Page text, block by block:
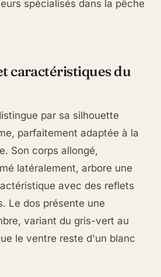
spécialisés dans la pêche
caractéristiques du
par sa silhouette
parfaitement adaptée à la
Son corps allongé,
latéralement, arbore une
avec des reflets
Le dos présente une
variant du gris-vert au
le ventre reste d'un blanc